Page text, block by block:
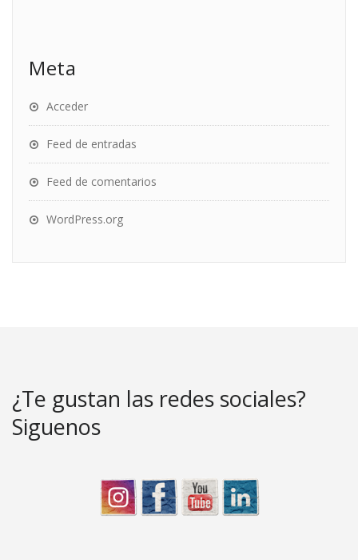
Meta
Acceder
Feed de entradas
Feed de comentarios
WordPress.org
¿Te gustan las redes sociales?
Siguenos